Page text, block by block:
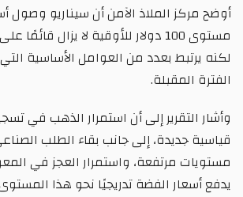
أوضح مركز الملاذ الآمن أن سيناريو وصول
مستوى 100 دولار للأوقية لا يزال
لكنه يرتبط بعدد من العوامل الأساسية
الفترة المقبلة.
وأشار التقرير إلى أن استمرار الذهب في
قياسية جديدة، إلى جانب بقاء الطلب
مستويات مرتفعة، واستمرار العجز في
يدفع أسعار الفضة تدريجيًا نحو هذا